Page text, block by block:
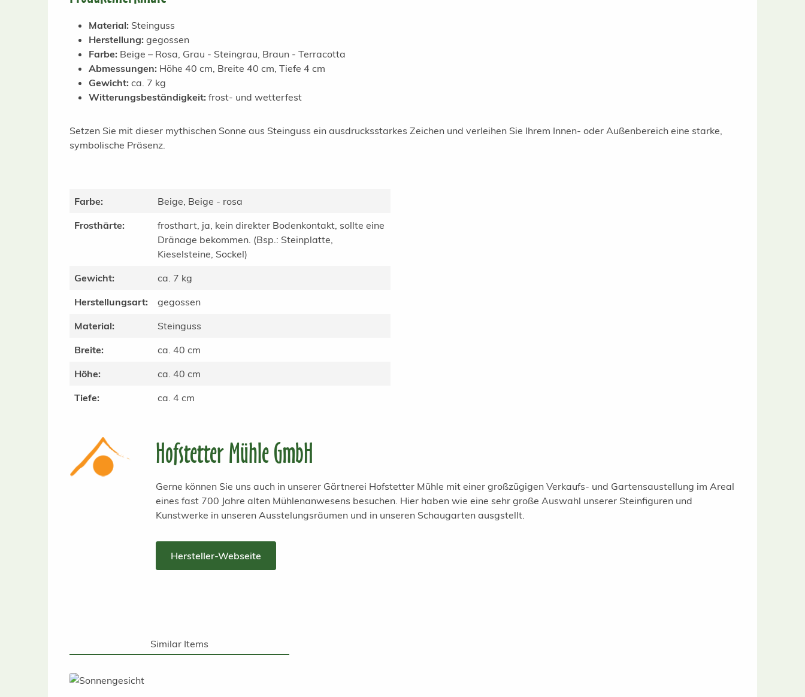
Material: Steinguss
Herstellung: gegossen
Farbe: Beige – Rosa, Grau - Steingrau, Braun - Terracotta
Abmessungen: Höhe 40 cm, Breite 40 cm, Tiefe 4 cm
Gewicht: ca. 7 kg
Witterungsbeständigkeit: frost- und wetterfest
Setzen Sie mit dieser mythischen Sonne aus Steinguss ein ausdrucksstarkes Zeichen und verleihen Sie Ihrem Innen- oder Außenbereich eine starke,
symbolische Präsenz.
Farbe:
Beige, Beige - rosa
Frosthärte:
frosthart, ja, kein direkter Bodenkontakt, sollte eine
Dränage bekommen. (Bsp.: Steinplatte,
Kieselsteine, Sockel)
Gewicht:
ca. 7 kg
Herstellungsart:
gegossen
Material:
Steinguss
Breite:
ca. 40 cm
Höhe:
ca. 40 cm
Tiefe:
ca. 4 cm
Hofstetter Mühle GmbH
Gerne können Sie uns auch in unserer Gärtnerei Hofstetter Mühle mit einer großzügigen Verkaufs- und Gartensaustellung im Areal
eines fast 700 Jahre alten Mühlenanwesens besuchen. Hier haben wie eine sehr große Auswahl unserer Steinfiguren und
Kunstwerke in unseren Ausstelungsräumen und in unseren Schaugarten ausgstellt.
Hersteller-Webseite
Similar Items
Produktgalerie überspringen